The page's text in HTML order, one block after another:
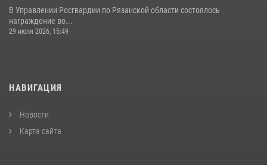
В Управлении Росгвардии по Рязанской области состоялось
награждение во...
29 июля 2026, 15:49
НАВИГАЦИЯ
Новости
Карта сайта